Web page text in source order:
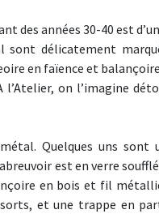
des années 30-40 est
délicatement
en faïence et
on l’imagine
Quelques uns sont
est en verre
en bois et fil
et une trappe en